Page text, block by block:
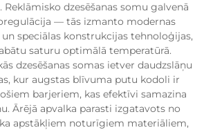
Reklāmisko dzesēšanas somu galvenā
— tās izmanto modernas
speciālas konstrukcijas tehnoloģijas,
saturu optimālā temperatūrā.
dzesēšanas somas ietver daudzslāņu
kur augstas blīvuma putu kodoli ir
barjeriem, kas efektīvi samazina
Ārējā apvalka parasti izgatavots no
apstākļiem noturīgiem materiāliem,